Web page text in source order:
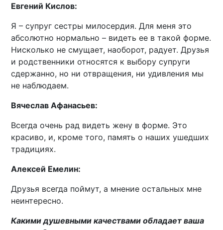
Евгений Кислов:
Я – супруг сестры милосердия. Для меня это
абсолютно нормально – видеть ее в такой форме.
Нисколько не смущает, наоборот, радует. Друзья
и родственники относятся к выбору супруги
сдержанно, но ни отвращения, ни удивления мы
не наблюдаем.
Вячеслав Афанасьев:
Всегда очень рад видеть жену в форме. Это
красиво, и, кроме того, память о наших ушедших
традициях.
Алексей Емелин:
Друзья всегда поймут, а мнение остальных мне
неинтересно.
Какими душевными качествами обладает ваша